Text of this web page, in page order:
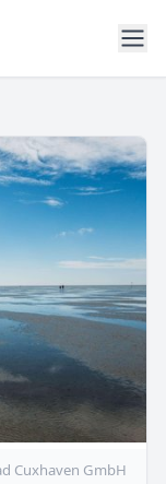
Cuxhaven GmbH